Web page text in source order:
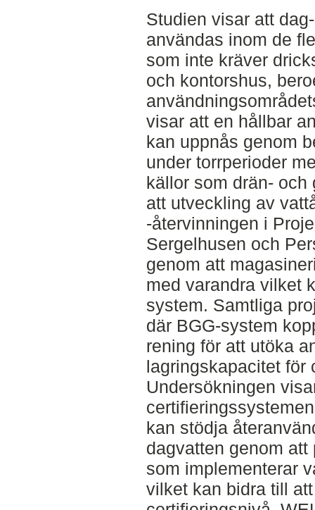
Studien visar att
användas inom de
som inte kräver
och kontorshus,
visar att en hållbar
kan uppnås genom
under torrperioder
källor som drän-
att utveckling av
-återvinningen i
Sergelhusen och
genom att
med varandra vilket
system. Samtliga
där BGG-system
rening för att utöka
lagringskapacitet för
Undersökningen
kan stödja
dagvatten genom
som implementerar
vilket kan bidra till